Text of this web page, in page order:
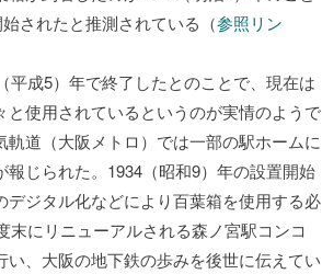
されたと推測されている（参照リン
成5）年で終了したとのことで、現在は
使用されているというのが実情のようで
道（大阪メトロ）では一部の駅ホームに
じられた。1934（昭和9）年の設置開始
ジタル化などにより百葉箱を使用する必
にリニューアルされる森ノ宮駅コンコ
、大阪の地下鉄の歩みを後世に伝えてい